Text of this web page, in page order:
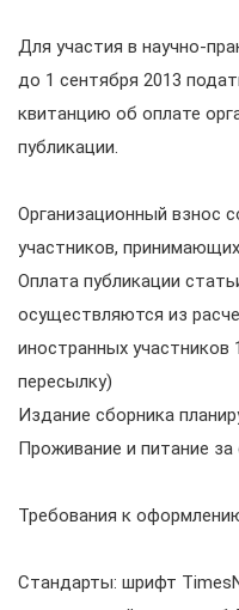
Для участия в научно-
до 1 сентября 2013
квитанцию об оплате
публикации.
Организационный взнос
участников,
Оплата публикации
осуществляются из
иностранных участников
пересылку)
Издание сборника
Проживание и питание за
Требования к
Стандарты: шрифт